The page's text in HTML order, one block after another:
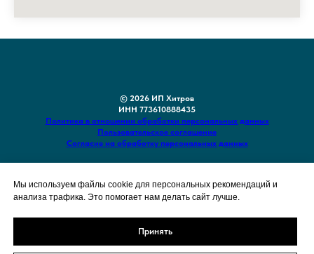
Мы используем файлы cookie для персональных рекомендаций и
анализа трафика. Это помогает нам делать сайт лучше.
Принять
© 2026 ИП Хитров
ИНН 773610888435
Политика в отношении обработки персональных данных
Пользовательское соглашение
Согласие на обработку персональных данных